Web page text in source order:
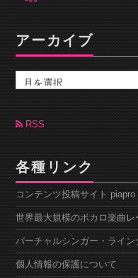
アーカイブ
カ
ブRSS
各種リンク
コンテンツ投稿サイト piapro
世界最大規模のボカロ楽曲レ
バーチャルシンガー・ライン
個人情報の保護について